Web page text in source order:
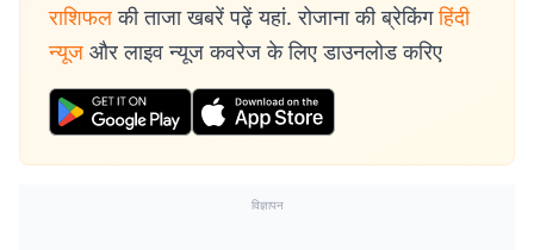
राशिफल की ताजा खबरें पढ़ें यहां. रोजाना की ब्रेकिंग हिंदी
न्यूज और लाइव न्यूज कवरेज के लिए डाउनलोड करिए
विज्ञापन